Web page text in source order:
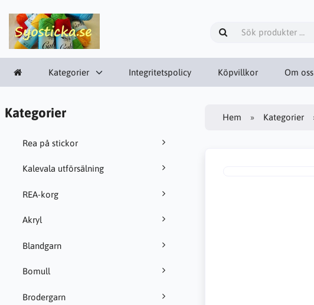
Kategorier Integritetspolicy Köpvillkor Om oss
Kategorier
Rea på stickor
Kalevala utförsälning
REA-korg
Akryl
Blandgarn
Bomull
Brodergarn
Hem Kategorier